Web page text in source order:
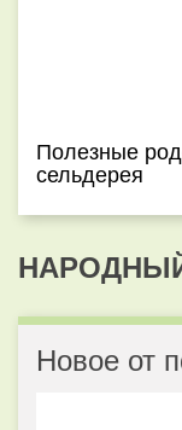
Полезные
сельдерея
Новое от